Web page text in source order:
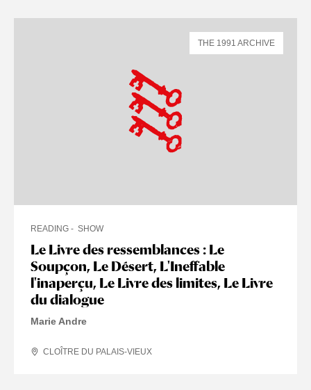
Le Livre des ressemblances : Le
Soupçon, Le Désert, L'Ineffable
l'inaperçu, Le Livre des limites, Le Livre
du dialogue
READING SHOW
Marie Andre
CLOÎTRE DU PALAIS-VIEUX
THE 1991 ARCHIVE